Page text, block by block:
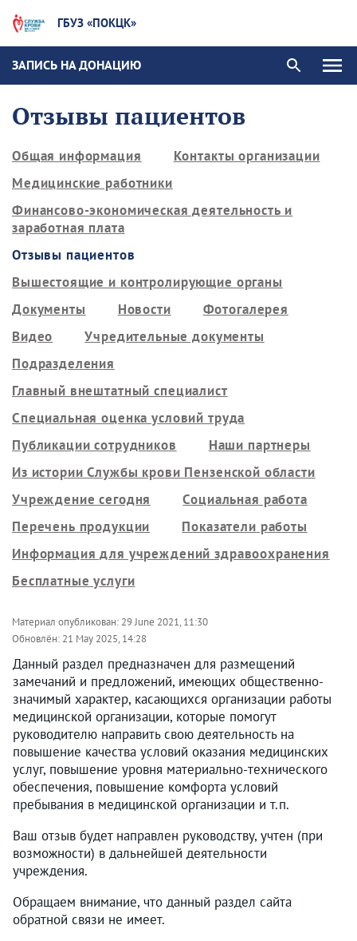
ГБУЗ «ПОКЦК»
ЗАПИСЬ НА ДОНАЦИЮ
Отзывы пациентов
Общая информация
Контакты организации
Медицинские работники
Финансово-экономическая деятельность и
заработная плата
Отзывы пациентов
Вышестоящие и контролирующие органы
Документы
Новости
Фотогалерея
Видео
Учредительные документы
Подразделения
Главный внештатный специалист
Специальная оценка условий труда
Публикации сотрудников
Наши партнеры
Из истории Службы крови Пензенской области
Учреждение сегодня
Социальная работа
Перечень продукции
Показатели работы
Информация для учреждений здравоохранения
Бесплатные услуги
Материал опубликован: 29 June 2021, 11:30
Обновлён: 21 May 2025, 14:28
Данный раздел предназначен для размещений
замечаний и предложений, имеющих общественно-
значимый характер, касающихся организации работы
медицинской организации, которые помогут
руководителю направить свою деятельность на
повышение качества условий оказания медицинских
услуг, повышение уровня материально-технического
обеспечения, повышение комфорта условий
пребывания в медицинской организации и т.п.
Ваш отзыв будет направлен руководству, учтен (при
возможности) в дальнейшей деятельности
учреждения.
Обращаем внимание, что данный раздел сайта
обратной связи не имеет.